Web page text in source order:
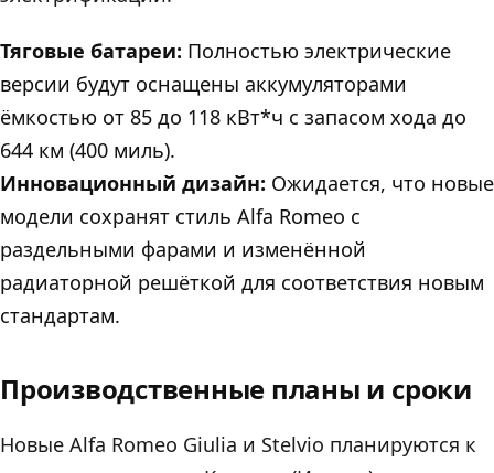
Тяговые батареи: Полностью электрические
версии будут оснащены аккумуляторами
ёмкостью от 85 до 118 кВт*ч с запасом хода до
644 км (400 миль).
Инновационный дизайн: Ожидается, что новые
модели сохранят стиль Alfa Romeo с
раздельными фарами и изменённой
радиаторной решёткой для соответствия новым
стандартам.
Производственные планы и сроки
Новые Alfa Romeo Giulia и Stelvio планируются к